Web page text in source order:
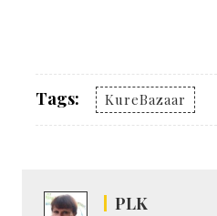
Tags: KureBazaar
PLK